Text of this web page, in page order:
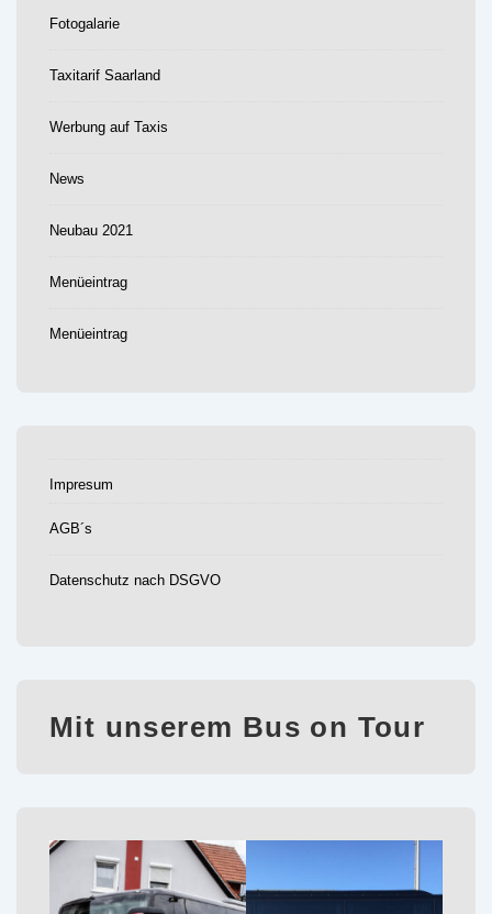
Fotogalarie
Taxitarif Saarland
Werbung auf Taxis
News
Neubau 2021
Menüeintrag
Menüeintrag
Impresum
AGB´s
Datenschutz nach DSGVO
Mit unserem Bus on Tour